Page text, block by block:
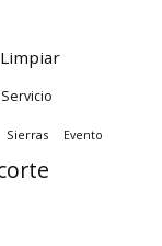
Limpiar
Servicio
Sierras Evento